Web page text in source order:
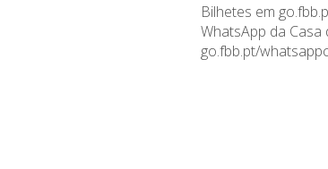
Bilhetes em
WhatsApp da Casa
go.fbb.pt/